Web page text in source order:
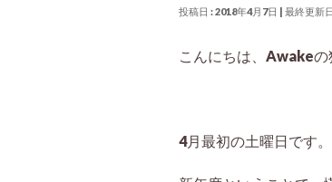
投稿日 : 2018年4月7日 最終更新
こんにちは、Awakeの
4月最初の土曜日です。